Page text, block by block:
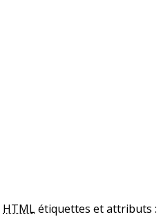
HTMLétiquettes et attributs :